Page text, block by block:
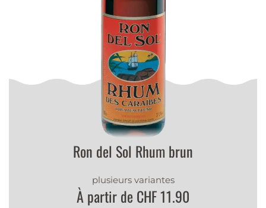
Ron del Sol Rhum brun
plusieurs variantes
À partir de CHF 11.90